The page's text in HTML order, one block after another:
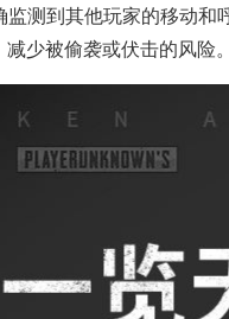
测到其他玩家的移动和
少被偷袭或伏击的风险。